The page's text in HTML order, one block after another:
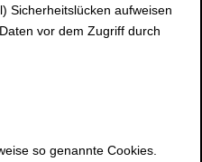
Sicherheitslücken aufweisen
vor dem Zugriff durch
so genannte Cookies.